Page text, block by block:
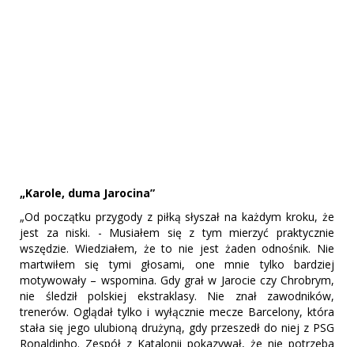
„Karole, duma Jarocina”
„Od początku przygody z piłką słyszał na każdym kroku, że
jest za niski. - Musiałem się z tym mierzyć praktycznie
wszędzie. Wiedziałem, że to nie jest żaden odnośnik. Nie
martwiłem się tymi głosami, one mnie tylko bardziej
motywowały – wspomina. Gdy grał w Jarocie czy Chrobrym,
nie śledził polskiej ekstraklasy. Nie znał zawodników,
trenerów. Oglądał tylko i wyłącznie mecze Barcelony, która
stała się jego ulubioną drużyną, gdy przeszedł do niej z PSG
Ronaldinho. Zespół z Katalonii pokazywał, że nie potrzeba